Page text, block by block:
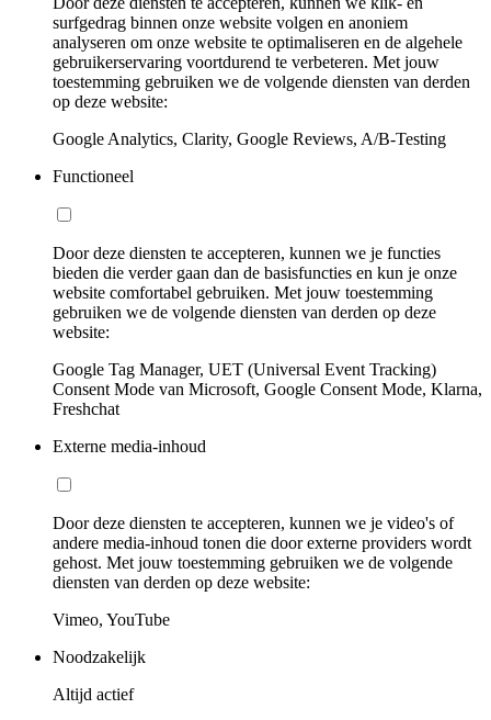
surfgedrag binnen onze website volgen en anoniem
analyseren om onze website te optimaliseren en de algehele
gebruikerservaring voortdurend te verbeteren. Met jouw
toestemming gebruiken we de volgende diensten van derden
op deze website:
Google Analytics, Clarity, Google Reviews, A/B-Testing
Functioneel
Door deze diensten te accepteren, kunnen we je functies
bieden die verder gaan dan de basisfuncties en kun je onze
website comfortabel gebruiken. Met jouw toestemming
gebruiken we de volgende diensten van derden op deze
website:
Google Tag Manager, UET (Universal Event Tracking)
Consent Mode van Microsoft, Google Consent Mode, Klarna,
Freshchat
Externe media-inhoud
Door deze diensten te accepteren, kunnen we je video's of
andere media-inhoud tonen die door externe providers wordt
gehost. Met jouw toestemming gebruiken we de volgende
diensten van derden op deze website:
Vimeo, YouTube
Noodzakelijk
Altijd actief